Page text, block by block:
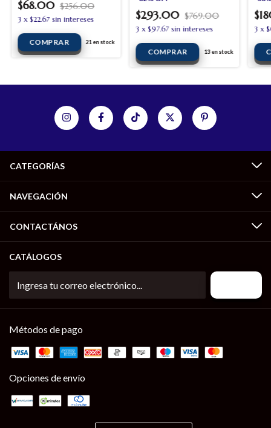
$68.00 $256.00
3 x $22.67 sin intereses
21 en stock
$293.00 $769.00
3 x $97.67 sin intereses
13en stock
3 x
CATEGORÍAS
NAVEGACIÓN
CONTACTÁNOS
CATÁLOGOS
Métodos de pago
Opciones de envío